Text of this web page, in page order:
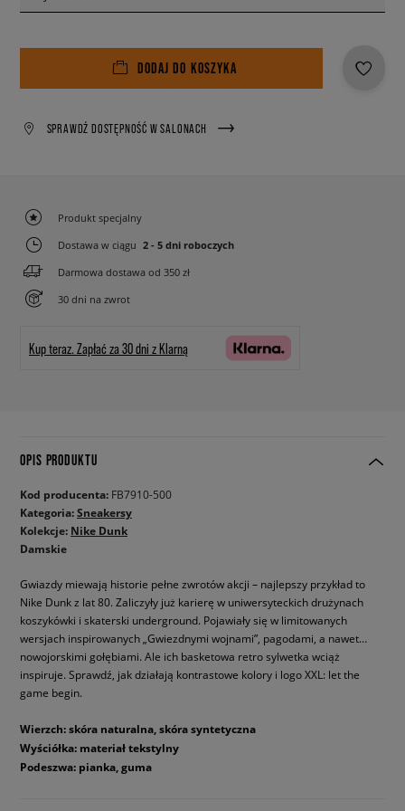
DODAJ DO KOSZYKA
SPRAWDŹ DOSTĘPNOŚĆ W SALONACH
Produkt specjalny
Dostawa w ciągu 2 - 5 dni roboczych
Darmowa dostawa od 350 zł
30 dni na zwrot
Kup teraz. Zapłać za 30 dni z Klarną
OPIS PRODUKTU
Kod producenta: FB7910-500
Kategoria:Sneakersy
Kolekcje: Nike Dunk
Damskie
Gwiazdy miewają historie pełne zwrotów akcji – najlepszy przykład to
Nike Dunk z lat 80. Zaliczyły już karierę w uniwersyteckich drużynach
koszykówki i skaterski underground. Pojawiały się w limitowanych
wersjach inspirowanych „Gwiezdnymi wojnami”, pagodami, a nawet…
nowojorskimi gołębiami. Ale ich basketowa retro sylwetka wciąż
inspiruje. Sprawdź, jak działają kontrastowe kolory i logo XXL: let the
game begin.
Wierzch: skóra naturalna, skóra syntetyczna
Wyściółka: materiał tekstylny
Podeszwa: pianka, guma